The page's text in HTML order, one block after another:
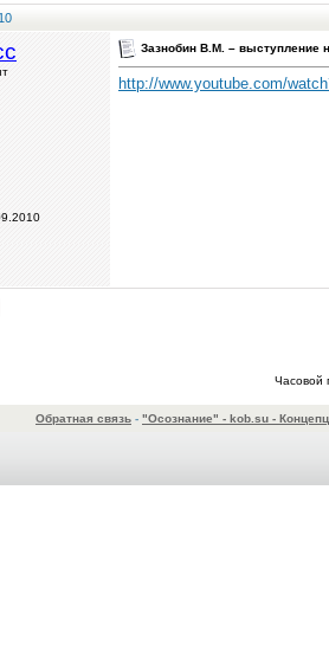
Зазнобин В.М. – выступление
http://www.youtube.com/
Часовой
Обратная связь - "Осознание" - kob.su -